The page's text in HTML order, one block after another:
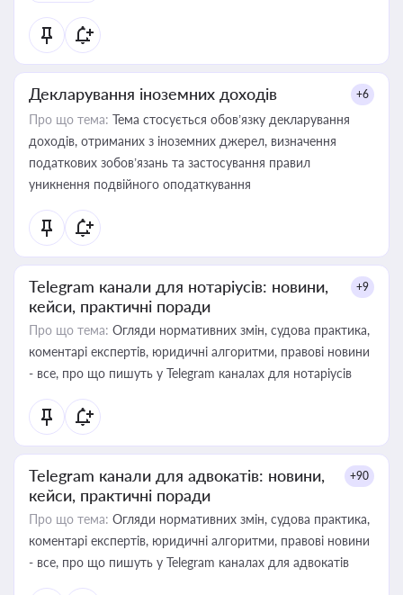
Декларування іноземних доходів +6
Про що тема: Тема стосується обов’язку декларування
доходів, отриманих з іноземних джерел, визначення
податкових зобов’язань та застосування правил
уникнення подвійного оподаткування
Telegram канали для нотаріусів: новини,
кейси, практичні поради
+9
Про що тема: Огляди нормативних змін, судова практика,
коментарі експертів, юридичні алгоритми, правові новини
- все, про що пишуть у Telegram каналах для нотаріусів
Telegram канали для адвокатів: новини,
кейси, практичні поради
+90
Про що тема: Огляди нормативних змін, судова практика,
коментарі експертів, юридичні алгоритми, правові новини
- все, про що пишуть у Telegram каналах для адвокатів